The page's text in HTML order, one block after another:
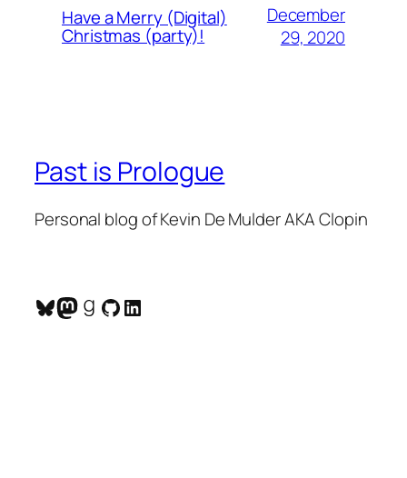
Have a Merry (Digital)
Christmas (party)!
December
29, 2020
Past is Prologue
Personal blog of Kevin De Mulder AKA Clopin
Bluesky
Mastodon
Goodreads
GitHub
LinkedIn